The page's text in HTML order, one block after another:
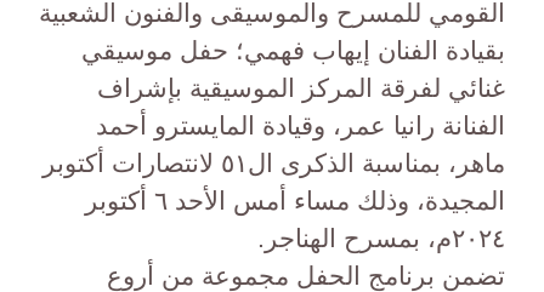
القومي للمسرح والموسيقى والفنون الشعبية
بقيادة الفنان إيهاب فهمي؛ حفل موسيقي
غنائي لفرقة المركز الموسيقية بإشراف
الفنانة رانيا عمر، وقيادة المايسترو أحمد
ماهر، بمناسبة الذكرى ال٥١ لانتصارات أكتوبر
المجيدة، وذلك مساء أمس الأحد ٦ أكتوبر
٢٠٢٤م، بمسرح الهناجر.
تضمن برنامج الحفل مجموعة من أروع